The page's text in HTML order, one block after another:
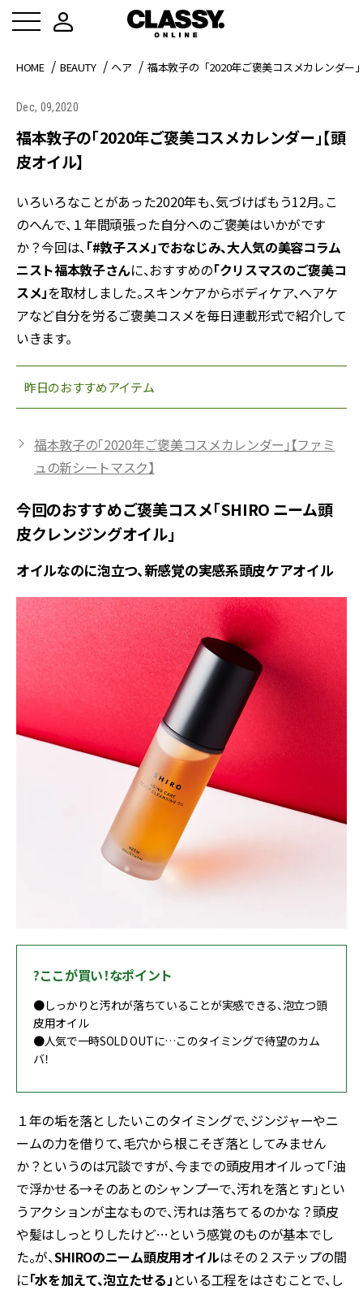
HOME BEAUTY ヘア 福本敦子の「2020年ご褒美コスメカレンダー
Dec, 09,2020
福本敦子の「2020年ご褒美コスメカレンダー」【頭
皮オイル】
いろいろなことがあった2020年も、気づけばもう12月。こ
のへんで、１年間頑張った自分へのご褒美はいかがです
か？今回は、「#敦子スメ」でおなじみ、大人気の美容コラム
ニスト福本敦子さんに、おすすめの「クリスマスのご褒美コ
スメ」を取材しました。スキンケアからボディケア、ヘアケ
アなど自分を労るご褒美コスメを毎日連載形式で紹介して
いきます。
昨日のおすすめアイテム
福本敦子の「2020年ご褒美コスメカレンダー」【ファミ
ュの新シートマスク】
今回のおすすめご褒美コスメ「SHIRO ニーム頭
皮クレンジングオイル」
オイルなのに泡立つ、新感覚の実感系頭皮ケアオイル
?ここが買い！なポイント
●しっかりと汚れが落ちていることが実感できる、泡立つ頭
皮用オイル
●人気で一時SOLD OUTに…このタイミングで待望のカム
バ！
１年の垢を落としたいこのタイミングで、ジンジャーやニ
ームの力を借りて、毛穴から根こそぎ落としてみません
か？というのは冗談ですが、今までの頭皮用オイルって「油
で浮かせる→そのあとのシャンプーで、汚れを落とす」とい
うアクションが主なもので、汚れは落ちてるのかな？頭皮
や髪はしっとりしたけど…という感覚のものが基本でし
た。が、SHIROのニーム頭皮用オイルはその２ステップの間
に「水を加えて、泡立たせる」 といる工程をはさむことで、し